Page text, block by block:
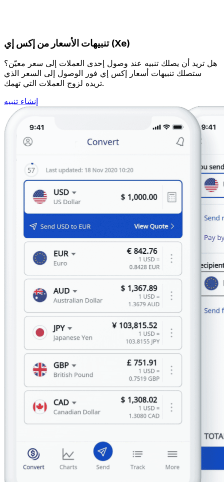
تنبيهات الأسعار من إكس إي (Xe)
هل تريد أن يصلك تنبيه عند وصول إحدى العملات إلى سعر معيّن؟
ستصلك تنبيهات أسعار إكس إي فور الوصول إلى السعر الذي
تريده لزوج العملات التي تهمك.
إنشاء تنبيه